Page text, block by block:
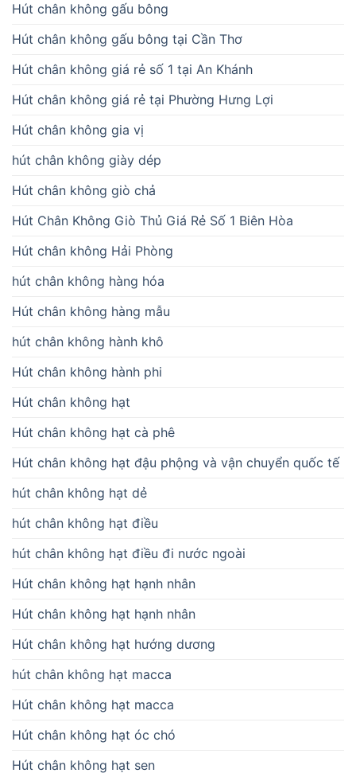
Hút chân không gấu bông
Hút chân không gấu bông tại Cần Thơ
Hút chân không giá rẻ số 1 tại An Khánh
Hút chân không giá rẻ tại Phường Hưng Lợi
Hút chân không gia vị
hút chân không giày dép
Hút chân không giò chả
Hút Chân Không Giò Thủ Giá Rẻ Số 1 Biên Hòa
Hút chân không Hải Phòng
hút chân không hàng hóa
Hút chân không hàng mẫu
hút chân không hành khô
Hút chân không hành phi
Hút chân không hạt
Hút chân không hạt cà phê
Hút chân không hạt đậu phộng và vận chuyển quốc tế
hút chân không hạt dẻ
hút chân không hạt điều
hút chân không hạt điều đi nước ngoài
Hút chân không hạt hạnh nhân
Hút chân không hạt hạnh nhân
Hút chân không hạt hướng dương
hút chân không hạt macca
Hút chân không hạt macca
Hút chân không hạt óc chó
Hút chân không hạt sen